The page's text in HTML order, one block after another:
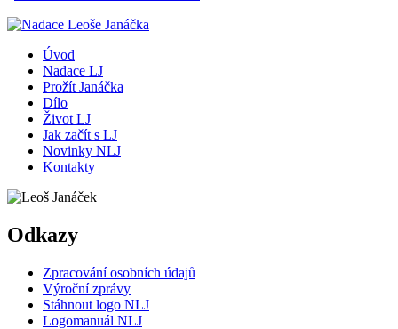
Úvod
Nadace LJ
Prožít Janáčka
Dílo
Život LJ
Jak začít s LJ
Novinky NLJ
Kontakty
Odkazy
Zpracování osobních údajů
Výroční zprávy
Stáhnout logo NLJ
Logomanuál NLJ